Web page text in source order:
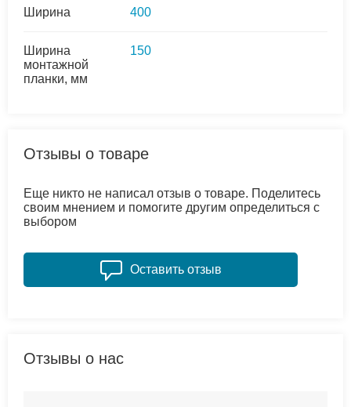
Ширина 400
Ширина
монтажной
планки, мм
150
Отзывы о товаре
Еще никто не написал отзыв о товаре. Поделитесь
своим мнением и помогите другим определиться с
выбором
Оставить отзыв
Отзывы о нас